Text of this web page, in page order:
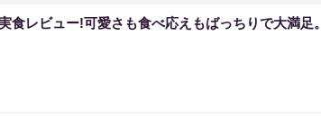
食レビュー!可愛さも食べ応えもばっちりで大満足。